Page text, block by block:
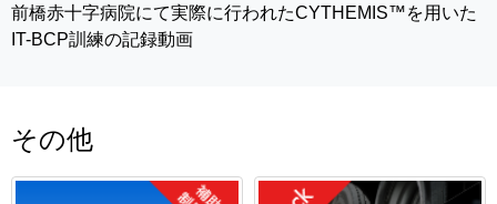
前橋赤十字病院にて実際に行われたCYTHEMIS™を用いた
IT-BCP訓練の記録動画
その他